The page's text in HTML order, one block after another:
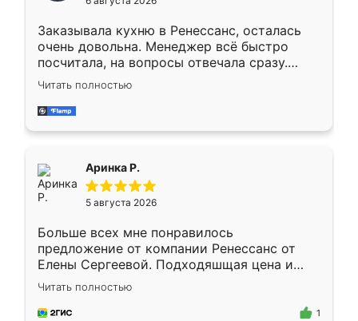
мебели буду заказывать только здесь.
Заказывала кухню в Ренессанс, осталась
очень довольна. Менеджер всё быстро
посчитала, на вопросы отвечала сразу.
Замерщик приехал в субботу, подошёл к
делу со всей ответственностью. Собрали
за день, ребята работали аккуратно, даже
Читать полностью
Аринка Р.
5 августа 2026
Больше всех мне понравилось
предложение от компании Ренессанс от
Елены Сергеевой. Подходяшщая цена и
короткие сроки изготовления. Приехавший
для замера сотрудник Владислав
предложил по моему эскизу самый
Читать полностью
1